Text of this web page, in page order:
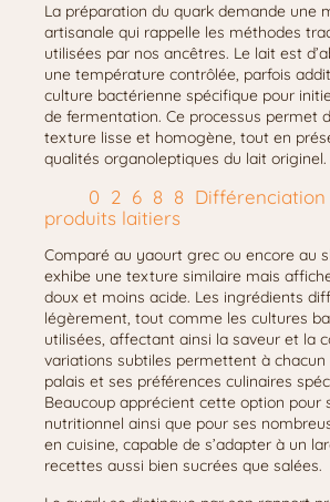
La préparation du quark demande une
artisanale qui rappelle les méthodes
utilisées par nos ancêtres. Le lait est
une température contrôlée, parfois
culture bactérienne spécifique pour
de fermentation. Ce processus permet
texture lisse et homogène, tout en
qualités organoleptiques du lait originel.
Différenciation
produits laitiers
Comparé au yaourt grec ou encore au
exhibe une texture similaire mais
doux et moins acide. Les ingrédients
légèrement, tout comme les cultures
utilisées, affectant ainsi la saveur et la
variations subtiles permettent à chacun
palais et ses préférences culinaires
Beaucoup apprécient cette option pour
nutritionnel ainsi que pour ses
en cuisine, capable de s’adapter à un
recettes aussi bien sucrées que salées.